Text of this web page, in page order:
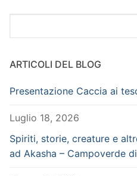
ARTICOLI DEL BLOG
Presentazione Caccia ai
Luglio 18, 2026
Spiriti, storie, creature e
ad Akasha – Campoverde